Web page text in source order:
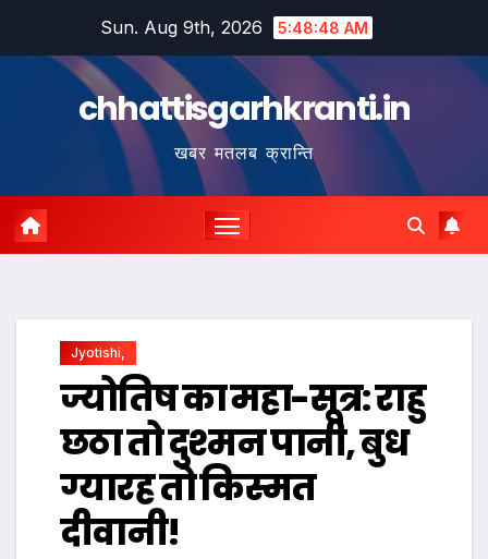
Sun. Aug 9th, 2026 5:48:49 AM
chhattisgarhkranti.in
खबर मतलब क्रान्ति
Jyotishi,
ज्योतिष का महा-सूत्र: राहु
छठा तो दुश्मन पानी, बुध
ग्यारह तो किस्मत
दीवानी!